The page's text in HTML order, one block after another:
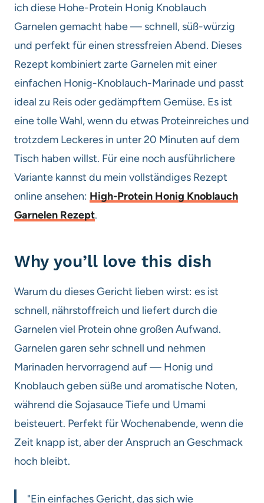
ich diese Hohe-Protein Honig Knoblauch
Garnelen gemacht habe — schnell, süß-würzig
und perfekt für einen stressfreien Abend. Dieses
Rezept kombiniert zarte Garnelen mit einer
einfachen Honig-Knoblauch-Marinade und passt
ideal zu Reis oder gedämpftem Gemüse. Es ist
eine tolle Wahl, wenn du etwas Proteinreiches und
trotzdem Leckeres in unter 20 Minuten auf dem
Tisch haben willst. Für eine noch ausführlichere
Variante kannst du mein vollständiges Rezept
online ansehen: High-Protein Honig Knoblauch
Garnelen Rezept.
Why you’ll love this dish
Warum du dieses Gericht lieben wirst: es ist
schnell, nährstoffreich und liefert durch die
Garnelen viel Protein ohne großen Aufwand.
Garnelen garen sehr schnell und nehmen
Marinaden hervorragend auf — Honig und
Knoblauch geben süße und aromatische Noten,
während die Sojasauce Tiefe und Umami
beisteuert. Perfekt für Wochenabende, wenn die
Zeit knapp ist, aber der Anspruch an Geschmack
hoch bleibt.
"Ein einfaches Gericht, das sich wie